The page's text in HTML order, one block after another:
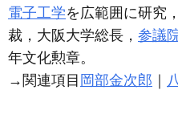
電子工学を広範囲に研究
裁，大阪大学総長， 参議
年文化勲章。
→関連項目 岡部金次郎 ｜